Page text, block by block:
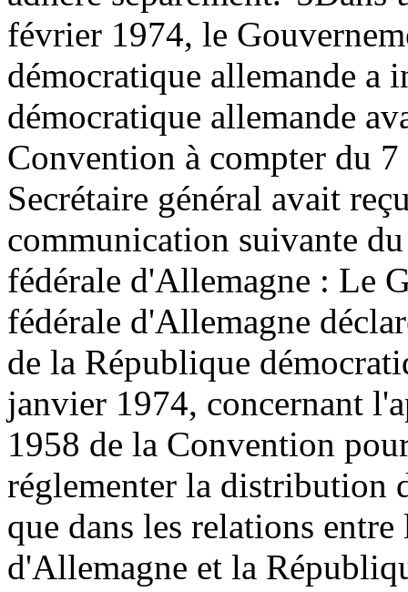
février 1974, le
démocratique allemande a
démocratique allemande
Convention à compter du
Secrétaire général avait
communication suivante
fédérale d'Allemagne : Le
fédérale d'Allemagne
de la République
janvier 1974, concernant
1958 de la Convention
réglementer la distribution
que dans les relations
d'Allemagne et la